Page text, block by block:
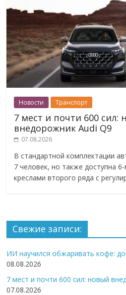
Новости Транспорт
7 мест и почти 600 сил:
внедорожник Audi Q9
07.08.2026
В стандартной комплектации
7 человек, но также доступна
креслами второго ряда с
Свежие записи:
ИИ научился обжаривать кофе:
08.08.2026
7 мест и почти 600 сил: новый
07.08.2026